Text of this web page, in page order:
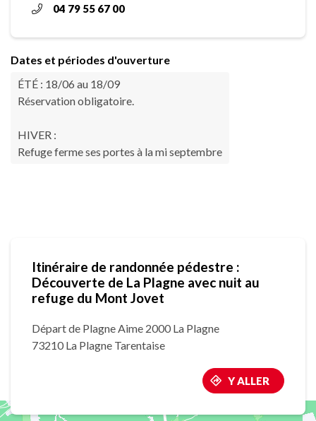
04 79 55 67 00
Dates et périodes d'ouverture
ÉTÉ : 18/06 au 18/09
Réservation obligatoire.
HIVER :
Refuge ferme ses portes à la mi septembre
Itinéraire de randonnée pédestre :
Découverte de La Plagne avec nuit au
refuge du Mont Jovet
Départ de Plagne Aime 2000 La Plagne
73210 La Plagne Tarentaise
Y ALLER